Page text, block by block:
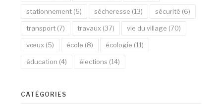
stationnement (5) sécheresse (13) sécurité (6)
transport (7) travaux (37) vie du village (70)
vœux (5) école (8) écologie (11)
éducation (4) élections (14)
CATÉGORIES